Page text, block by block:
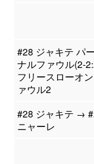
#28 ジャキテ パ
ナルファウル(2-
フリースローオ
ァウル2
#28 ジャキテ →
ニャーレ